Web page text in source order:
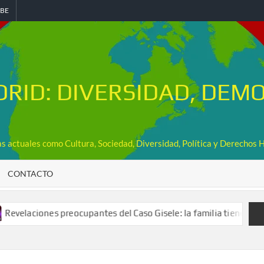
DIVERSIDAD,
actuales como Cultura, Sociedad, Diversidad, Política y Derechos
CONTACTO
preocupantes del Caso Gisele: la familia tiene acceso al